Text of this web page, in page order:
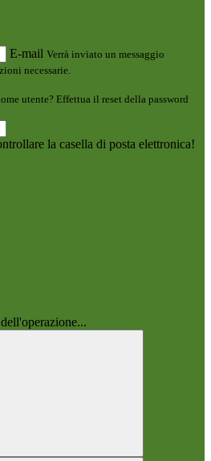
E-mail Verrà inviato un messaggio
necessarie.
utente? Effettua il reset della password
la casella di posta elettronica!